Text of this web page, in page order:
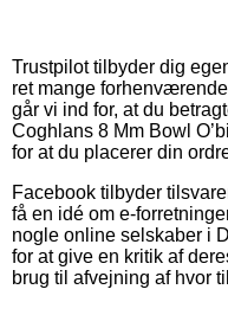
Trustpilot tilbyder dig
ret mange
går vi ind for, at du
Coghlans 8 Mm Bowl
for at du placerer din
Facebook tilbyder
få en idé om e-
nogle online selskaber i
for at give en kritik af
brug til afvejning af hvor